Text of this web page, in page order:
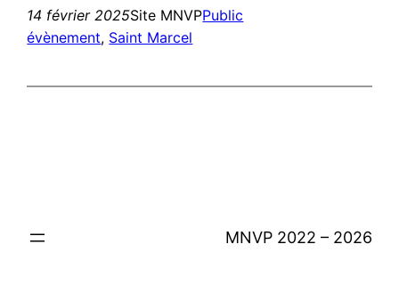
14 février 2025Site MNVPPublic
évènement, Saint Marcel
MNVP 2022 – 2026